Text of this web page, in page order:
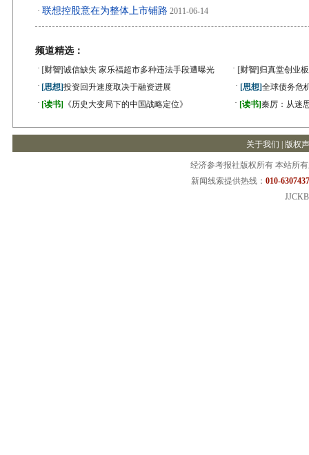
· 联想控股意在为整体上市铺路 2011-06-14
频道精选：
· [财智]诚信缺失 家乐福超市多种违法手段遭曝光 · [财智] 归真堂创业
· [思想]投资回升速度取决于融资进展 · [思想]全球债务危
· [读书] 《历史大变局下的中国战略定位》 · [读书]秦厉：从迷
关于我们 版权
经济参考报社版权所有 本站所
新闻线索提供热线： 010-